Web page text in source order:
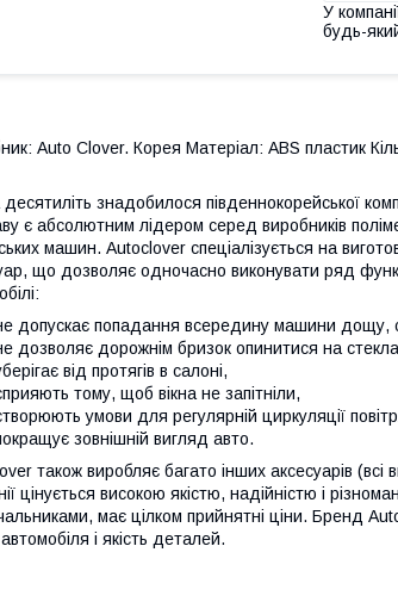
У
будь-
Auto Clover. Корея Матеріал: ABS пластик
десятиліть знадобилося південнокорейської
є абсолютним лідером серед виробників
машин. Autoclover спеціалізується на
що дозволяє одночасно виконувати ряд
допускає попадання всередину машини дощу,
дозволяє дорожнім бризок опинитися на
від протягів в салоні,
тому, щоб вікна не запітніли,
умови для регулярній циркуляції
зовнішній вигляд авто.
також виробляє багато інших аксесуарів
цінується високою якістю, надійністю і
має цілком прийнятні ціни. Бренд
і якість деталей.